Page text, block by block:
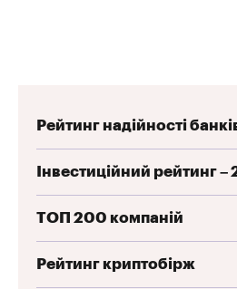
Рейтинг надійності
Інвестиційний рейтинг –
ТОП 200 компаній
Рейтинг криптобірж